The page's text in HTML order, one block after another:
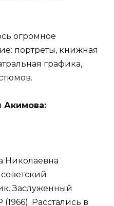
огромное
портреты, книжная
графика,
Акимова:
Николаевна
Заслуженный
Расстались в